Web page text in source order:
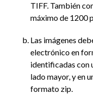
TIFF. También
máximo de 1200
Las imágenes
electrónico en
identificadas con
lado mayor, y en
formato zip.